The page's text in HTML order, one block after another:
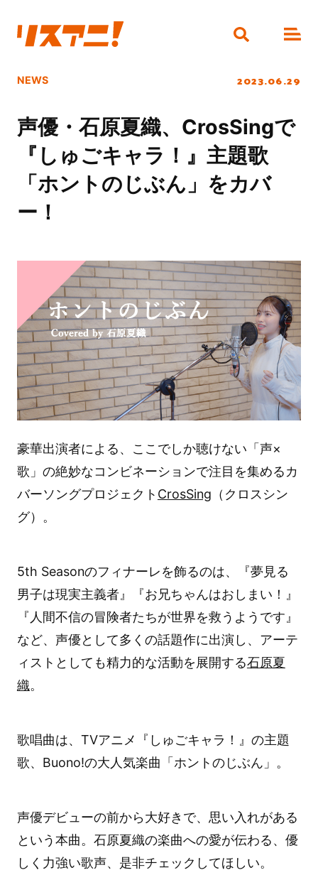
NEWS 2023.06.29
声優・石原夏織、CrosSingで
『しゅごキャラ！』主題歌
「ホントのじぶん」をカバ
ー！
豪華出演者による、ここでしか聴けない「声×
歌」の絶妙なコンビネーションで注目を集めるカ
バーソングプロジェクト CrosSing （クロスシン
グ）。
5th Seasonのフィナーレを飾るのは、『夢見る
男子は現実主義者』『お兄ちゃんはおしまい！』
『人間不信の冒険者たちが世界を救うようです』
など、声優として多くの話題作に出演し、アーテ
ィストとしても精力的な活動を展開する石原夏
織。
歌唱曲は、TVアニメ『しゅごキャラ！』の主題
歌、Buono!の大人気楽曲「ホントのじぶん」。
声優デビューの前から大好きで、思い入れがある
という本曲。石原夏織の楽曲への愛が伝わる、優
しく力強い歌声、是非チェックしてほしい。